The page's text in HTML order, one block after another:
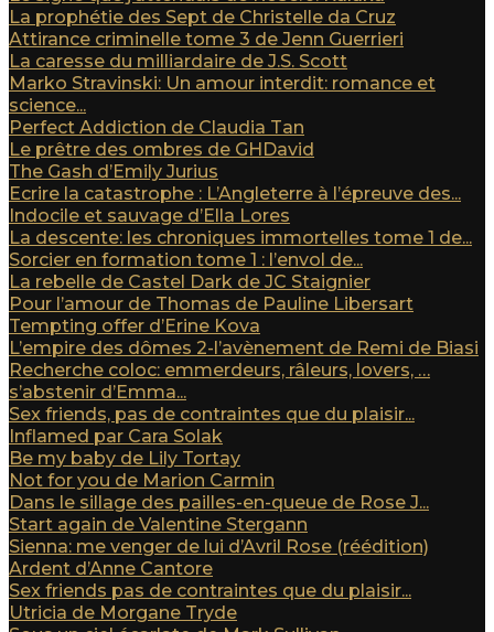
La prophétie des Sept de Christelle da Cruz
Attirance criminelle tome 3 de Jenn Guerrieri
La caresse du milliardaire de J.S. Scott
Marko Stravinski: Un amour interdit: romance et
science...
Perfect Addiction de Claudia Tan
Le prêtre des ombres de GHDavid
The Gash d’Emily Jurius
Ecrire la catastrophe : L’Angleterre à l’épreuve des...
Indocile et sauvage d’Ella Lores
La descente: les chroniques immortelles tome 1 de...
Sorcier en formation tome 1 : l’envol de...
La rebelle de Castel Dark de JC Staignier
Pour l’amour de Thomas de Pauline Libersart
Tempting offer d’Erine Kova
L’empire des dômes 2-l’avènement de Remi de Biasi
Recherche coloc: emmerdeurs, râleurs, lovers, …
s’abstenir d’Emma...
Sex friends, pas de contraintes que du plaisir...
Inflamed par Cara Solak
Be my baby de Lily Tortay
Not for you de Marion Carmin
Dans le sillage des pailles-en-queue de Rose J...
Start again de Valentine Stergann
Sienna: me venger de lui d’Avril Rose (réédition)
Ardent d’Anne Cantore
Sex friends pas de contraintes que du plaisir...
Utricia de Morgane Tryde